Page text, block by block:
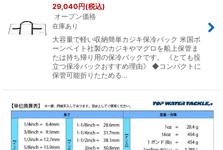
29,040円(税込)
オープン価格
在庫あり
大容量で軽い収納簡単カジキ保冷バック 米国ボ
ーンベイト社製のカジキやマグロを船上保管ま
たは持ち帰り用の保冷バックです。 《とても役
立つ保冷バックおすすめ理由》 ◆コンパクトに
保管可能折りたためる…